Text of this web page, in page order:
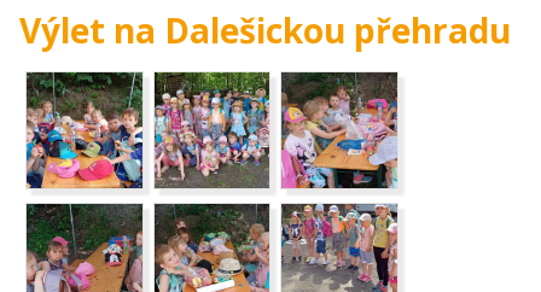
Výlet na Dalešickou přehradu